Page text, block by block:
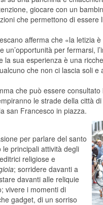
giocare con un
che permettono di essere
afferma che «la letizia è
per fermarsi,
sua esperienza è una
che non ci lascia soli
che può essere
le strade della città
san Francesco in piazza.
per parlare del santo
principali attività degli
religiose e
; sorridere davanti a
davanti alle reliquie
vivere i momenti di
gadget, di un sorriso